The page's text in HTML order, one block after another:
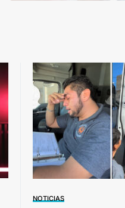
NOTICIAS